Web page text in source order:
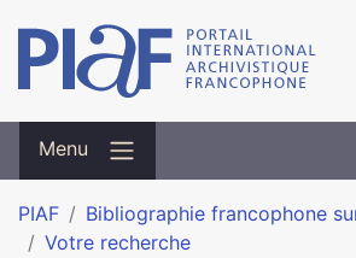
Menu
PIAF
Bibliographie francophone
Votre recherche